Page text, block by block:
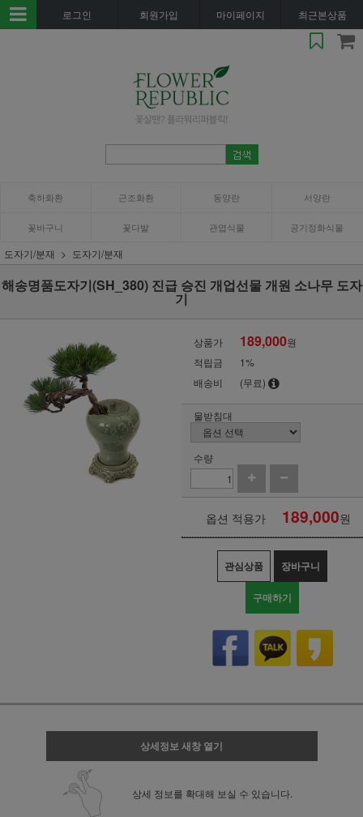
로그인 회원가입 마이페이지 최근본상품
축하화환 근조화환 동양란 서양란
꽃바구니 꽃다발 관엽식물 공기정화식물
도자기/분재 도자기/분재
해송명품도자기(SH_380) 진급 승진 개업선물 개원 소나무 도자
기
상품가 189,000원
적립금
1%
배송비
(무료)
물받침대
수량
옵션 적용가 189,000원
관심상품 장바구니
구매하기
상세정보 새창 열기
상세 정보를 확대해 보실 수 있습니다.